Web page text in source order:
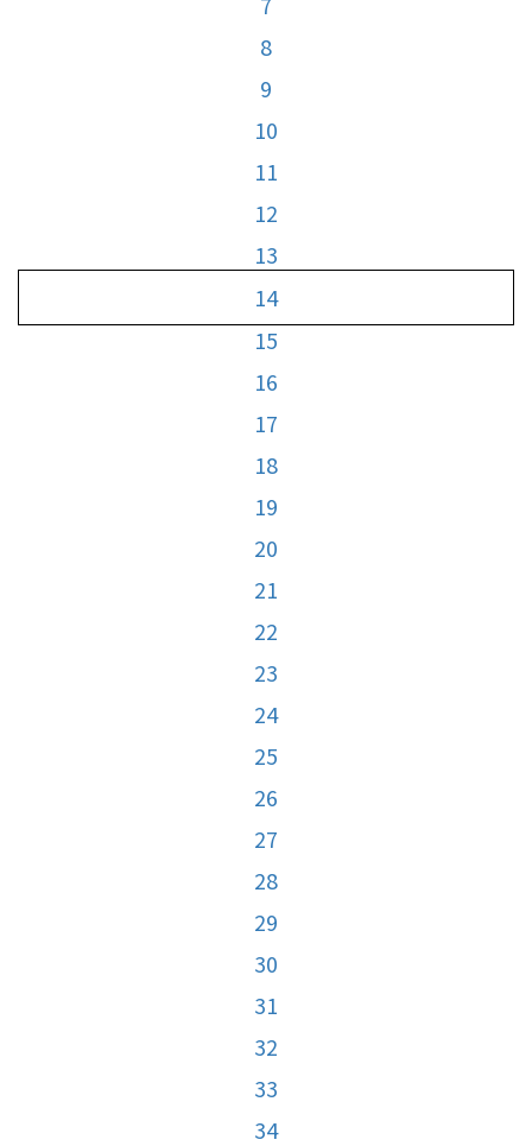
8
9
10
11
12
13
14
15
16
17
18
19
20
21
22
23
24
25
26
27
28
29
30
31
32
33
34